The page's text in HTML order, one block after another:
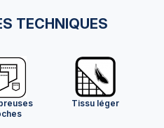
TECHNIQUES
Tissu léger